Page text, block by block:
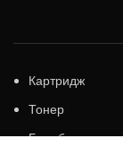
Картридж
Тонер
Барабан